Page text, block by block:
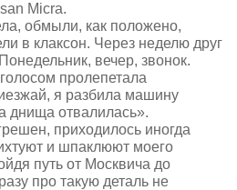
Micra.
обмыли, как положено,
в клаксон. Через неделю друг
вечер, звонок.
пролепетала
я разбила машину
днища отвалилась».
приходилось иногда
и шпаклюют моего
путь от Москвича до
про такую деталь не